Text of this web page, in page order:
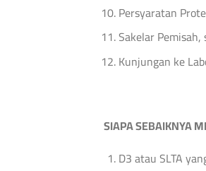
Persyaratan
Sakelar
Kunjungan ke
SIAPA SEBAIKNYA
D3 atau SLTA